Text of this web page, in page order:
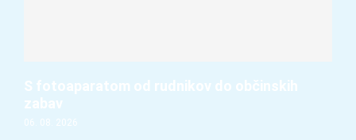
S fotoaparatom od rudnikov do občinskih
zabav
06. 08. 2026